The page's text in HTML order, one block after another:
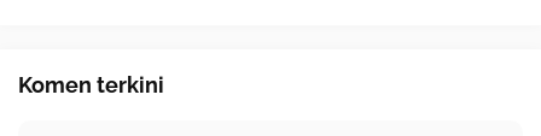
Komen terkini